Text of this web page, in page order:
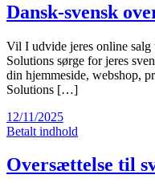
Dansk-svensk
Vil I udvide jeres online
Solutions sørge for jeres
din hjemmeside, webshop,
Solutions […]
12/11/2025
Betalt indhold
Oversættelse til